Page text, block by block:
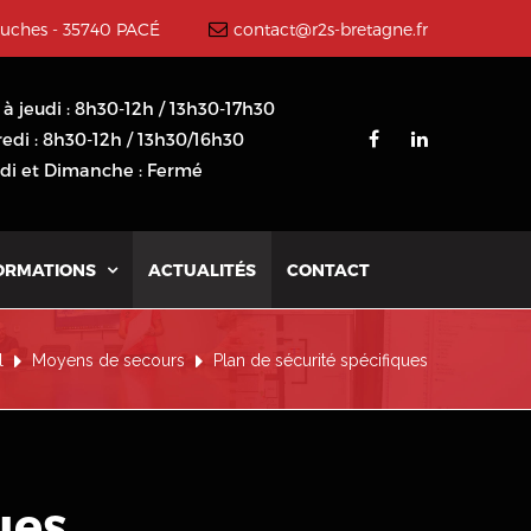
- 35740 PACÉ contact@r2s-bretagne.fr
jeudi : 8h30-12h / 13h30-17h30
: 8h30-12h / 13h30/16h30
et Dimanche : Fermé
 ACTUALITÉS CONTACT
Moyens de secours Plan de sécurité spécifiques